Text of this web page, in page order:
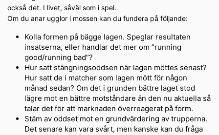
också det. I livet, såväl som i spel.
Om du anar ugglor i mossen kan du fundera på följande:
Kolla formen på bägge lagen. Speglar resultaten
insatserna, eller handlar det mer om ”running
good/running bad”?
Hur satt stängningsoddsen när lagen möttes senast?
Hur satt de i matcher som lagen mött för någon
månad sedan? Om det i grunden bättre laget stod
lägre mot en bättre motståndare än den nu aktuella så
talar det för att marknaden överreagerat på form.
Stäm av oddset mot en grundvärdering av trupperna.
Det senare kan vara svårt, men kanske kan du fråga